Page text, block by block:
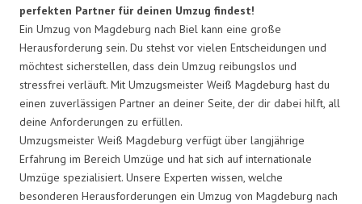
perfekten Partner für deinen Umzug findest!
Ein Umzug von Magdeburg nach Biel kann eine große
Herausforderung sein. Du stehst vor vielen Entscheidungen und
möchtest sicherstellen, dass dein Umzug reibungslos und
stressfrei verläuft. Mit Umzugsmeister Weiß Magdeburg hast du
einen zuverlässigen Partner an deiner Seite, der dir dabei hilft, all
deine Anforderungen zu erfüllen.
Umzugsmeister Weiß Magdeburg verfügt über langjährige
Erfahrung im Bereich Umzüge und hat sich auf internationale
Umzüge spezialisiert. Unsere Experten wissen, welche
besonderen Herausforderungen ein Umzug von Magdeburg nach